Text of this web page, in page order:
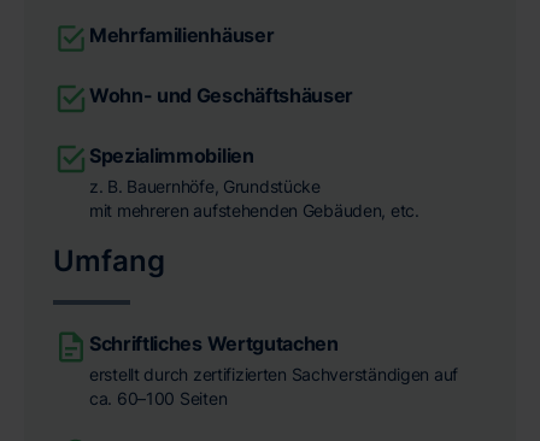
Mehrfamilienhäuser
Wohn- und Geschäftshäuser
Spezialimmobilien
z. B. Bauernhöfe, Grundstücke
mit mehreren aufstehenden Gebäuden, etc.
Umfang
Schriftliches Wertgutachen
erstellt durch zertifizierten Sachverständigen auf
ca. 60–100 Seiten